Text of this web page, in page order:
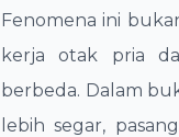
Fenomena ini
kerja otak pria
berbeda. Dalam
lebih segar,